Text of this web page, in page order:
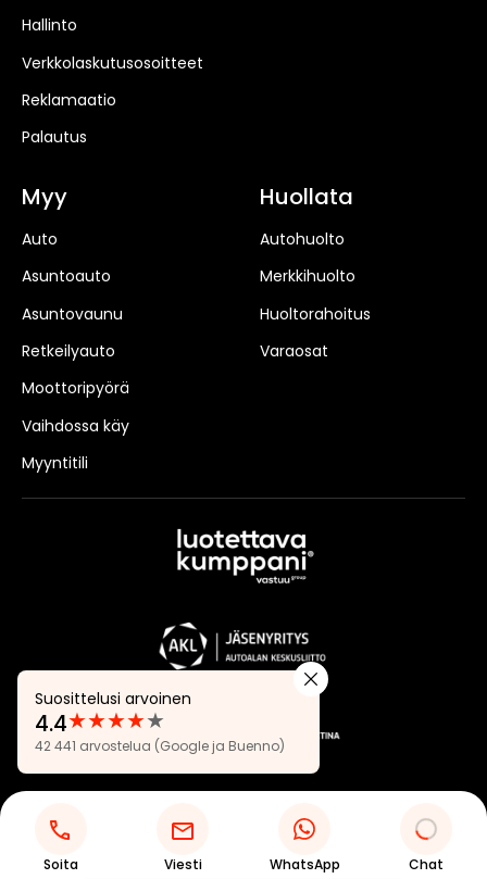
Soita Viesti WhatsApp Chat
Suosittelusi arvoinen
Arvostelut:
4.4
★★★★★
4.4
42 441 arvostelua (Google ja Buenno)
Hallinto
Verkkolaskutusosoitteet
Reklamaatio
Palautus
Myy
Auto
Asuntoauto
Asuntovaunu
Retkeilyauto
Moottoripyörä
Vaihdossa käy
Myyntitili
Huollata
Autohuolto
Merkkihuolto
Huoltorahoitus
Varaosat
Tietosuojaseloste Evästeasetukset